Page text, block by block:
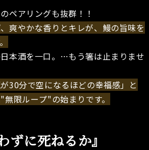
ペアリングも抜群！！
爽やかな香りとキレが、鰻の旨味を
本酒を一口。…もう箸は止まりませ
30分で空になるほどの幸福感」と
限ループ"の始まりです。
ずに死ねるか』